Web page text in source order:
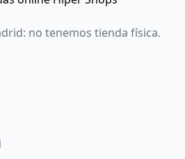
no tenemos tienda física.